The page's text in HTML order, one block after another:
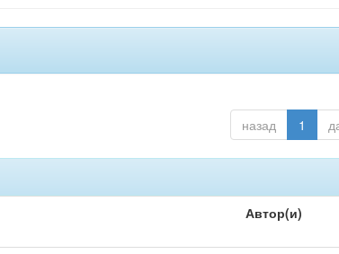
назад 1
Автор(и)